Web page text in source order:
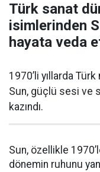
Türk sanat
isimlerinden
hayata veda
1970’li yıllarda
Sun, güçlü sesi ve
kazındı.
Sun, özellikle
dönemin ruhunu